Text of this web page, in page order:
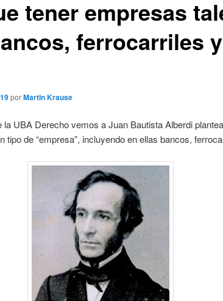
tener empresas
ferrocarriles y
porMartin Krause
la UBA Derecho vemos a Juan Bautista Alberdi
tipo de “empresa”, incluyendo en ellas bancos,